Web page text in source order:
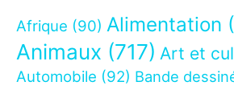
Afrique (90) Alimentation
Animaux (717) Art et
Automobile (92) Bande